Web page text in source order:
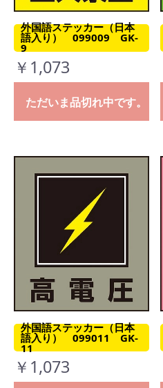
外国語ステッカー（日本
語入り） 099009 GK-
9
￥1,073
ただいま品切れ中です。
外国語ステッカー（日本
語入り） 099011 GK-
11
￥1,073